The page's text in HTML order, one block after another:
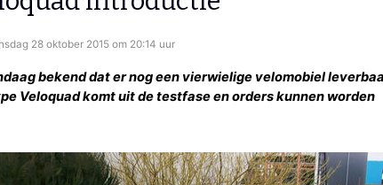
Oliebollentocht
28 oktober 2015 om 20:14 uur
bekend dat er nog een vierwielige velomobiel
Veloquad komt uit de testfase en orders kunnen worden